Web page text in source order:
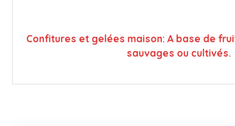
Confitures et gelées maison: A base de
sauvages ou cultivés.